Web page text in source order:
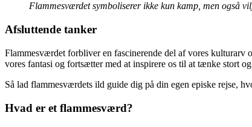
Flammesværdet symboliserer ikke kun kamp, men også
Afsluttende tanker
Flammesværdet forbliver en fascinerende del af vores kulturarv
vores fantasi og fortsætter med at inspirere os til at tænke stort
Så lad flammesværdets ild guide dig på din egen episke rejse,
Hvad er et flammesværd?